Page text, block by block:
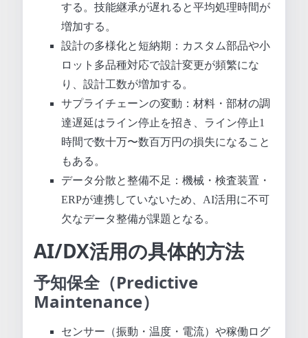
する。技能継承が遅れると平均処理時間が
増加する。
設計の多様化と短納期：カスタム部品や小
ロット多品種対応で設計変更が頻繁にな
り、設計工数が増加する。
サプライチェーンの変動：材料・部材の調
達遅延はライン停止を招き、ライン停止1
時間で数十万〜数百万円の損失になること
もある。
データ分散と整備不足：機械・検査装置・
ERPが連携していないため、AI活用に不可
欠なデータ整備が課題となる。
AI/DX活用の具体的方法
予知保全（Predictive
Maintenance）
センサー（振動・温度・電流）や稼働ログ